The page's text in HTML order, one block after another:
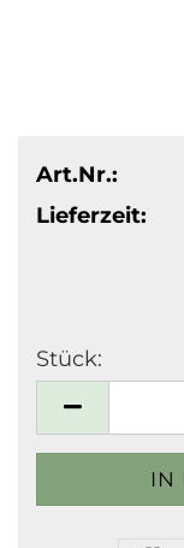
Art.Nr.:
Lieferzeit:
Stück: